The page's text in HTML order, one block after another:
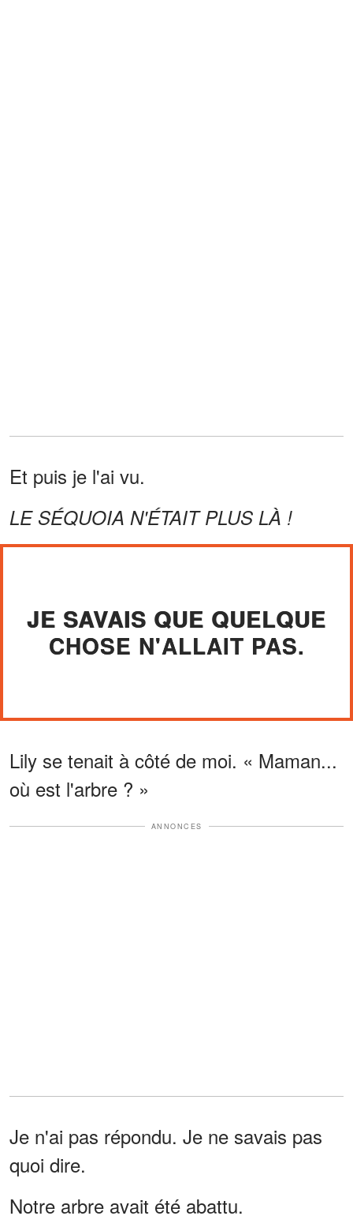
Et puis je l'ai vu.
LE SÉQUOIA N'ÉTAIT PLUS LÀ !
JE SAVAIS QUE QUELQUE
CHOSE N'ALLAIT PAS.
Lily se tenait à côté de moi. « Maman...
où est l'arbre ? »
ANNONCES
Je n'ai pas répondu. Je ne savais pas
quoi dire.
Notre arbre avait été abattu.